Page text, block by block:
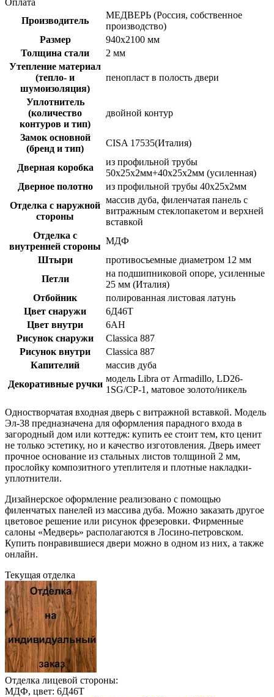
Оплата
Производитель
МЕДВЕРЬ (Россия, собственное
производство)
Размер
940х2100 мм
Толщина стали
2 мм
Утепление материал
(тепло- и
шумоизоляция)
пенопласт в полость двери
Уплотнитель
(количество
контуров и тип)
двойной контур
Замок основной
(бренд и тип)
CISA 17535(Италия)
Дверная коробка
из профильной трубы
50х25х2мм+40х25х2мм (усиленная)
Дверное полотно
из профильной трубы 40х25х2мм
Отделка с наружной
стороны
массив дуба, филенчатая панель с
витражным стеклопакетом и верхней
вставкой
Отделка с
внутренней стороны
МДФ
Штыри
противосъемные диаметром 12 мм
Петли
на подшипниковой опоре, усиленные
25 мм (Италия)
Отбойник
полированная листовая латунь
Цвет снаружи
6Д46Т
Цвет внутри
6АН
Рисунок снаружи
Classica 887
Рисунок внутри
Classica 887
Капителий
массив дуба
Декоративные ручки
модель Libra от Armadillo, LD26-
1SG/CP-1, матовое золото/никель
Одностворчатая входная дверь с витражной вставкой. Модель
Эл-38 предназначена для оформления парадного входа в
загородный дом или коттедж: купить ее стоит тем, кто ценит
не только эстетику, но и качество изготовления. Дверь имеет
прочное основание из стальных листов толщиной 2 мм,
прослойку композитного утеплителя и плотные накладки-
уплотнители.
Дизайнерское оформление реализовано с помощью
филенчатых панелей из массива дуба. Можно заказать другое
цветовое решение или рисунок фрезеровки. Фирменные
салоны «Медверь» располагаются в Лосино-петровском.
Купить понравившиеся двери можно в одном из них, а также
онлайн.
Текущая отделка
Отделка лицевой стороны:
МДФ, цвет: 6Д46Т